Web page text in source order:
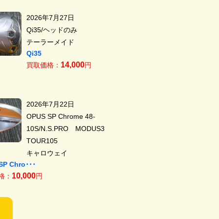
2026年7月27日
Qi35/ヘッドのみ
テーラーメイド
Qi35
買取価格： 14,000円
2026年7月22日
OPUS SP Chrome 48-
10S/N.S.PRO MODUS3
TOUR105
キャロウェイ
Chro･･･
： 10,000円